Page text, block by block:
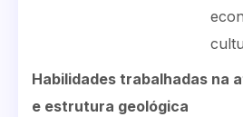
Habilidades trabalhadas na
e estrutura geológica